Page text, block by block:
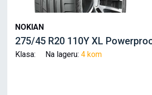
NOKIAN
275/45 R20 110Y XL
Klasa: Na lageru: 4 kom